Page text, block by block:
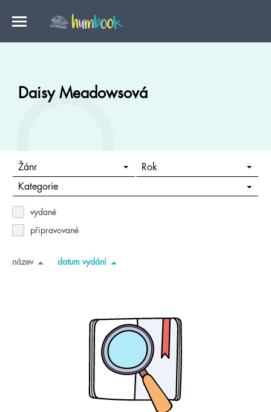
Daisy Meadowsová
Žánr Rok
Kategorie
vydané
připravované
název datum vydání